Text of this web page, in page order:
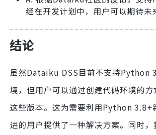
经在开发计划中，用户可以期待未
结论
虽然Dataiku DSS目前不支持Python
境，但用户可以通过创建代码环境的
这些版本。这为需要利用Python 3.8+
进的用户提供了一种解决方案。同时